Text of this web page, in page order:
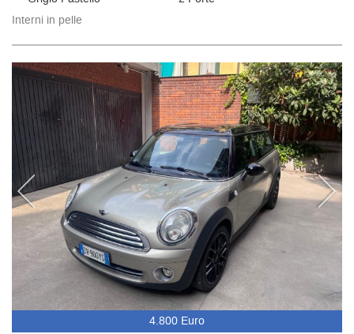
Interni in pelle
4.800 Euro